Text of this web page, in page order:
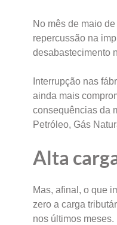
No mês de maio
repercussão na
desabastecimento
Interrupção nas
ainda mais
consequências da
Petróleo, Gás
Alta
Mas, afinal, o que
zero a carga
nos últimos meses.